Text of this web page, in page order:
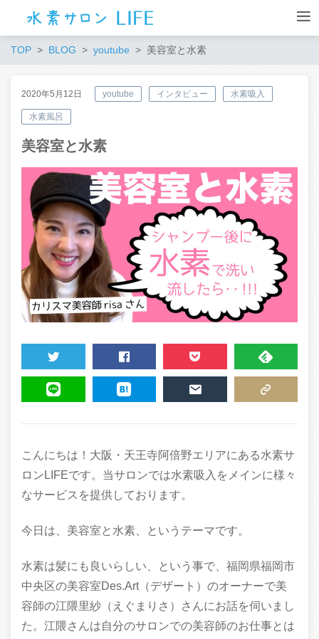
TOP BLOG youtube 美容室と水素
2020年5月12日 youtube インタビュー 水素吸入
水素風呂
美容室と水素
TWEET SHARE POCKET FEEDLY
こんにちは！大阪・天王寺阿倍野エリアにある水素サ
ロンLIFEです。当サロンでは水素吸入をメインに様々
なサービスを提供しております。
今日は、美容室と水素、というテーマです。
水素は髪にも良いらしい、という事で、福岡県福岡市
中央区の美容室Des.Art（デザート）のオーナーで美
容師の江隈里紗（えぐまりさ）さんにお話を伺いまし
た。江隈さんは自分のサロンでの美容師のお仕事とは